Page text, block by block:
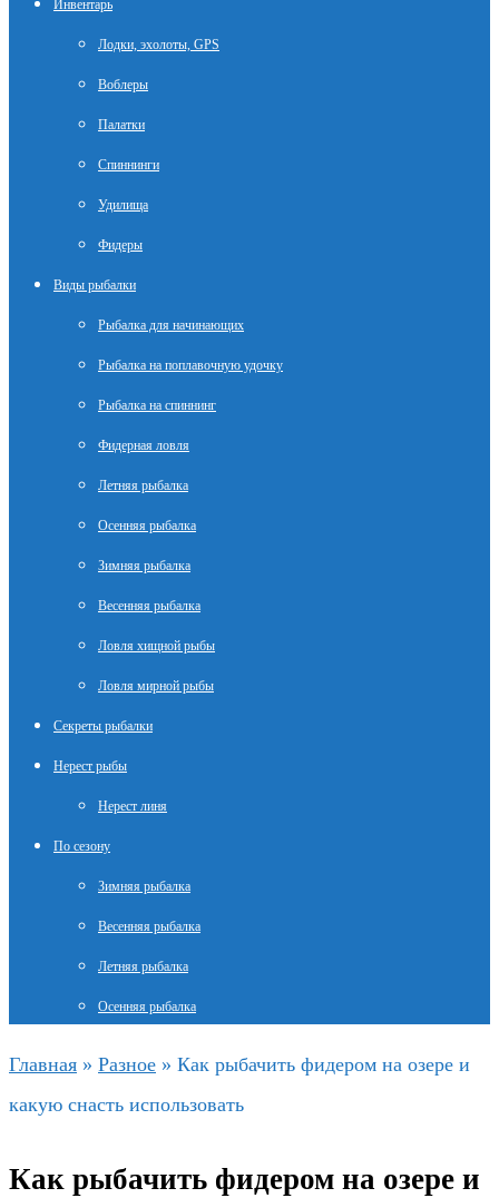
Инвентарь
Лодки, эхолоты, GPS
Воблеры
Палатки
Спиннинги
Удилища
Фидеры
Виды рыбалки
Рыбалка для начинающих
Рыбалка на поплавочную удочку
Рыбалка на спиннинг
Фидерная ловля
Летняя рыбалка
Осенняя рыбалка
Зимняя рыбалка
Весенняя рыбалка
Ловля хищной рыбы
Ловля мирной рыбы
Секреты рыбалки
Нерест рыбы
Нерест линя
По сезону
Зимняя рыбалка
Весенняя рыбалка
Летняя рыбалка
Осенняя рыбалка
Главная » Разное » Как рыбачить фидером на озере и
какую снасть использовать
Как рыбачить фидером на озере и